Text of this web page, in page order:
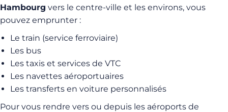
Hambourg vers le centre-ville et les environs, vous
pouvez emprunter :
Le train (service ferroviaire)
Les bus
Les taxis et services de VTC
Les navettes aéroportuaires
Les transferts en voiture personnalisés
Pour vous rendre vers ou depuis les aéroports de